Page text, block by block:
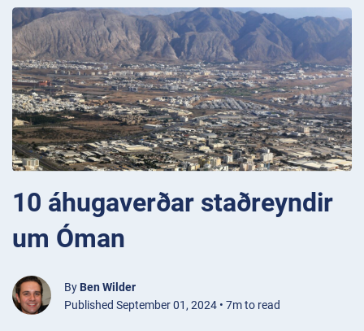
10 áhugaverðar staðreyndir
um Óman
By Ben Wilder
Published September 01, 2024 • 7m to read